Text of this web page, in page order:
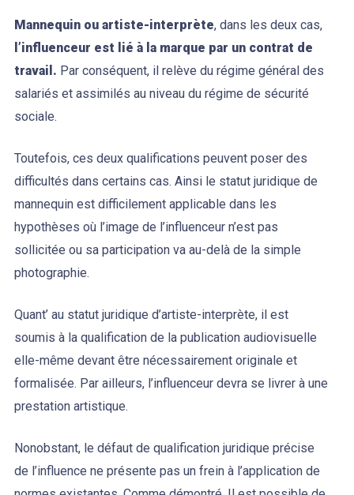
Mannequin ou artiste-interprète, dans les deux cas,
l’influenceur est lié à la marque par un contrat de
travail. Par conséquent, il relève du régime général des
salariés et assimilés au niveau du régime de sécurité
sociale.
Toutefois, ces deux qualifications peuvent poser des
difficultés dans certains cas. Ainsi le statut juridique de
mannequin est difficilement applicable dans les
hypothèses où l’image de l’influenceur n’est pas
sollicitée ou sa participation va au-delà de la simple
photographie.
Quant’ au statut juridique d’artiste-interprète, il est
soumis à la qualification de la publication audiovisuelle
elle-même devant être nécessairement originale et
formalisée. Par ailleurs, l’influenceur devra se livrer à une
prestation artistique.
Nonobstant, le défaut de qualification juridique précise
de l’influence ne présente pas un frein à l’application de